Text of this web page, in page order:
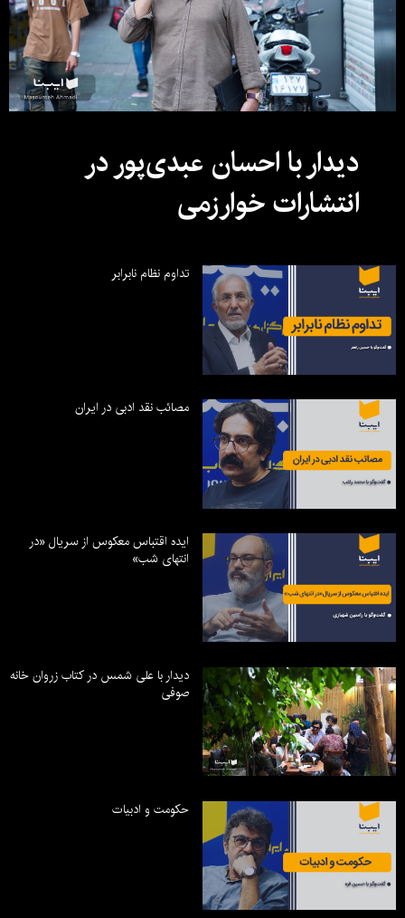
دیدار با احسان عبدی‌پور در
انتشارات خوارزمی
تداوم نظام نابرابر
مصائب نقد ادبی در ایران
ایده اقتباس معکوس از سریال «در
انتهای شب»
دیدار با علی شمس در کتاب زروان خانه
صوفی
حکومت و ادبیات